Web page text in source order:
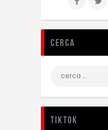
Cerca
TikTok